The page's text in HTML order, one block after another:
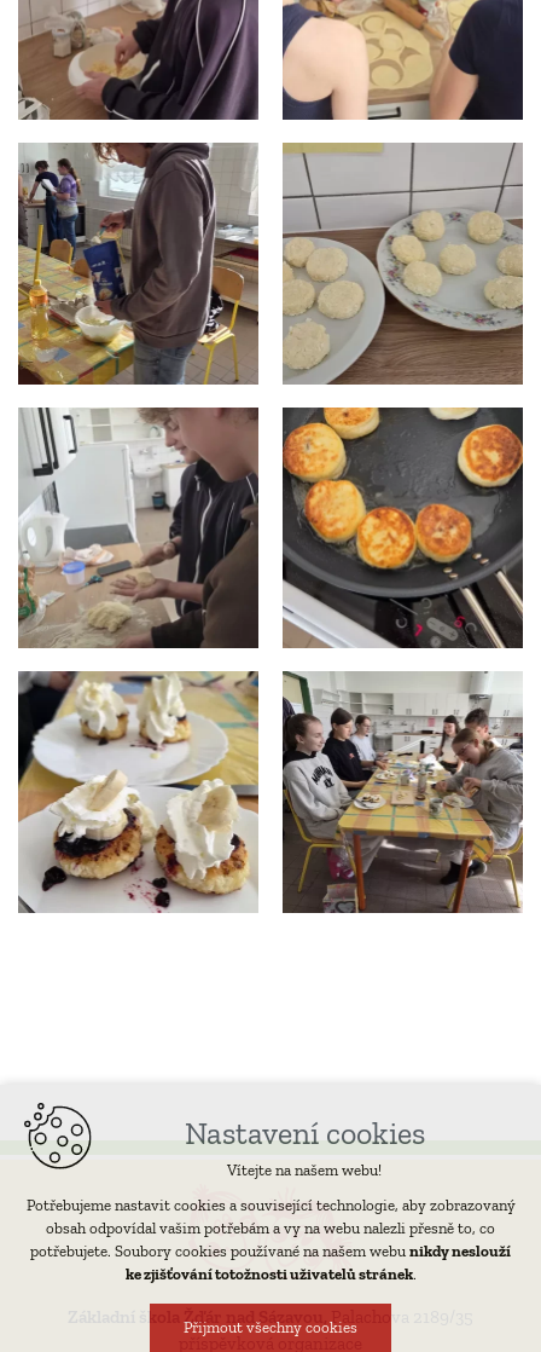
Základní škola Žďár nad Sázavou,
Palachova 2189/35
Nastavení cookies
Vítejte na našem webu!
Potřebujeme nastavit cookies a související technologie, aby zobrazovaný
obsah odpovídal vašim potřebám a vy na webu nalezli přesně to, co
potřebujete. Soubory cookies používané na našem webu nikdy neslouží
ke zjišťování totožnosti uživatelů stránek.
Přijmout všechny cookies